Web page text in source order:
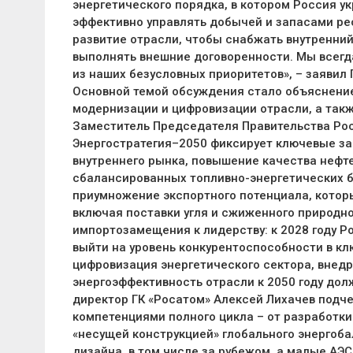
энергетического порядка, в котором Россия
эффективно управлять добычей и запасами
развитие отрасли, чтобы снабжать
выполнять внешние договоренности. Мы
из наших безусловных приоритетов», – заявил
Основной темой обсуждения стало
модернизации и цифровизации отрасли, а
Заместитель Председателя Правительства
Энергостратегия–2050 фиксирует ключевые
внутреннего рынка, повышение качества
сбалансированных топливно-
приумножение экспортного потенциала,
включая поставки угля и сжиженного
импортозамещения к лидерству: к 2028 году
выйти на уровень конкурентоспособности в
цифровизация энергетического сектора,
энергоэффективность отрасли к 2050 году
директор ГК «Росатом» Алексей Лихачев
компетенциями полного цикла – от
«несущей конструкцией» глобального